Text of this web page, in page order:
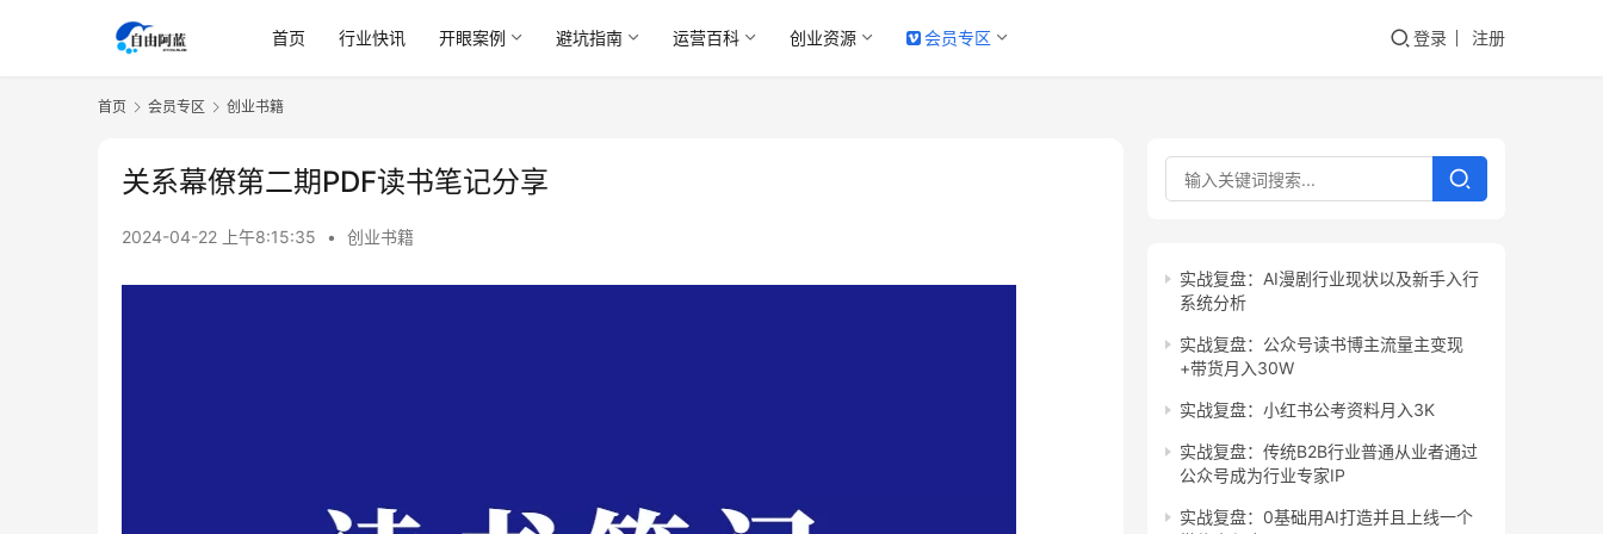
首页 行业快讯 开眼案例 避坑指南 运营百科 创业资源 会员专区 登录 注册
首页 会员专区 创业书籍
关系幕僚第二期PDF读书笔记分享
2024-04-22 上午8:15:35 • 创业书籍
实战复盘：AI漫剧行业现状以及新手入行
系统分析
实战复盘：公众号读书博主流量主变现
+带货月入30W
实战复盘：小红书公考资料月入3K
实战复盘：传统B2B行业普通从业者通过
公众号成为行业专家IP
实战复盘：0基础用AI打造并且上线一个